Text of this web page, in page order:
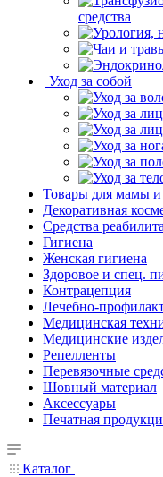
средства
Уход за собой
Товары для мамы
Декоративная
Средства
Гигиена
Женская гигиена
Здоровое и спец.
Контрацепция
Лечебно-
Медицинская
Медицинские
Репелленты
Перевязочные
Шовный материал
Аксессуары
Печатная
Каталог